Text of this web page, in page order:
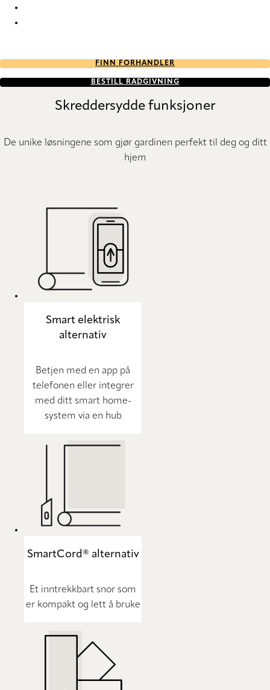
FINN FORHANDLER
BESTILL RÅDGIVNING
Skreddersydde funksjoner
De unike løsningene som gjør gardinen perfekt til deg og ditt
hjem
Smart elektrisk
alternativ
Betjen med en app på
telefonen eller integrer
med ditt smart home-
system via en hub
SmartCord® alternativ
Et inntrekkbart snor som
er kompakt og lett å bruke